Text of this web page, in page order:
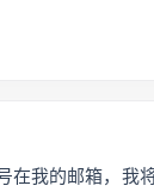
我的邮箱，我